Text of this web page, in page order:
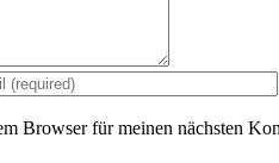
Browser für meinen nächsten